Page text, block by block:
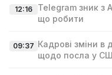
12:16
Telegram зник з
що робити
09:37 Кадрові зміни в
щодо посла у